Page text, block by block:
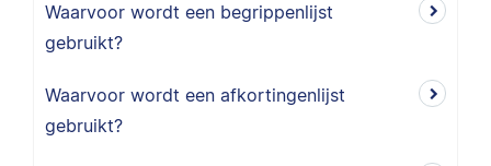
Waarvoor wordt een begrippenlijst
gebruikt?
Waarvoor wordt een afkortingenlijst
gebruikt?